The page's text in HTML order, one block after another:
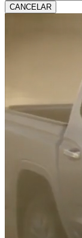
CANCELAR